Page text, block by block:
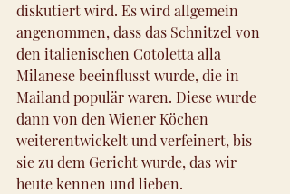
diskutiert wird. Es wird allgemein
angenommen, dass das Schnitzel von
den italienischen Cotoletta alla
Milanese beeinflusst wurde, die in
Mailand populär waren. Diese wurde
dann von den Wiener Köchen
weiterentwickelt und verfeinert, bis
sie zu dem Gericht wurde, das wir
heute kennen und lieben.